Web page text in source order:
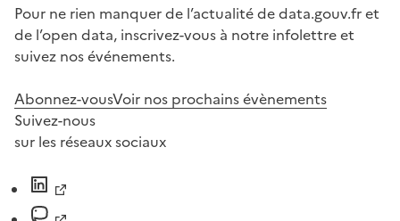
Pour ne rien manquer de l’actualité de data.gouv.fr et
de l’open data, inscrivez-vous à notre infolettre et
suivez nos événements.
Abonnez-vousVoir nos prochains évènements
Suivez-nous
sur les réseaux sociaux